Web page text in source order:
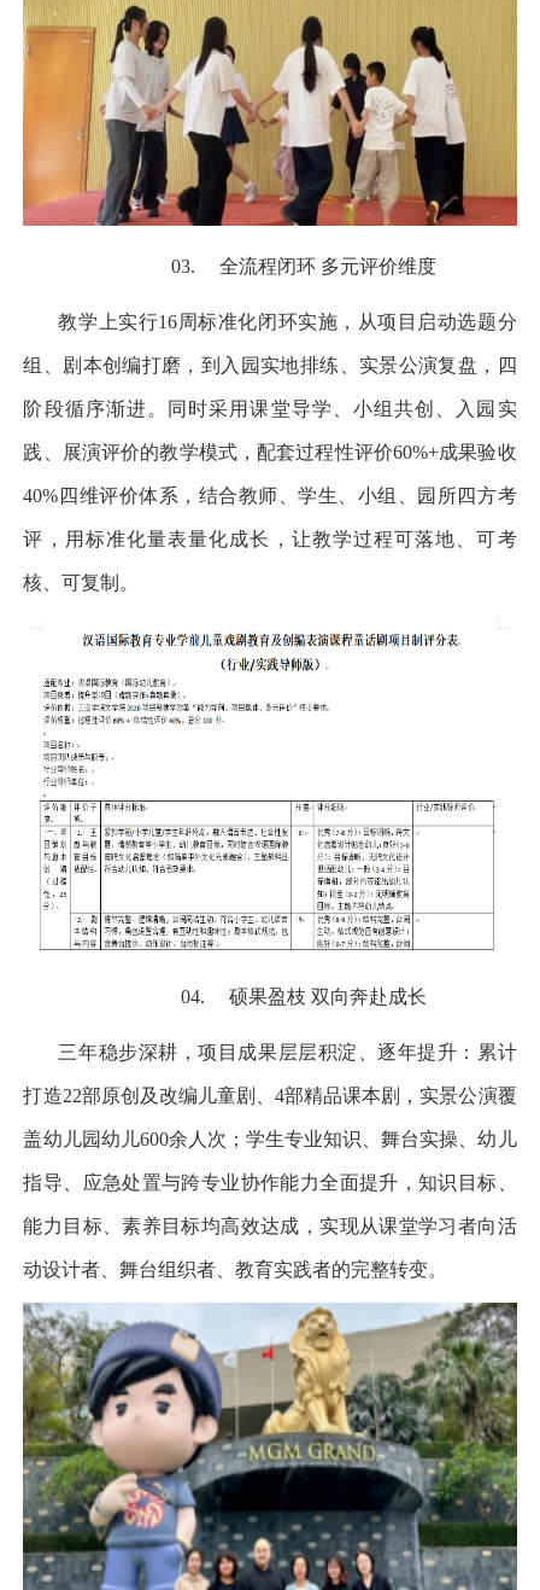
03. 全流程闭环 多元评价维度
教学上实行16周标准化闭环实施，从项目启动选题分
组、剧本创编打磨，到入园实地排练、实景公演复盘，四
阶段循序渐进。同时采用课堂导学、小组共创、入园实
践、展演评价的教学模式，配套过程性评价60%+成果验收
40% 四维评价体系，结合教师、学生、小组、园所四方考
评，用标准化量表量化成长，让教学过程可落地、可考
核、可复制。
04. 硕果盈枝 双向奔赴成长
三年稳步深耕，项目成果层层积淀、逐年提升：累计
打造22部原创及改编儿童剧、4部精品课本剧，实景公演覆
盖幼儿园幼儿600余人次；学生专业知识、舞台实操、幼儿
指导、应急处置与跨专业协作能力全面提升，知识目标、
能力目标、素养目标均高效达成，实现从课堂学习者向活
动设计者、舞台组织者、教育实践者的完整转变。